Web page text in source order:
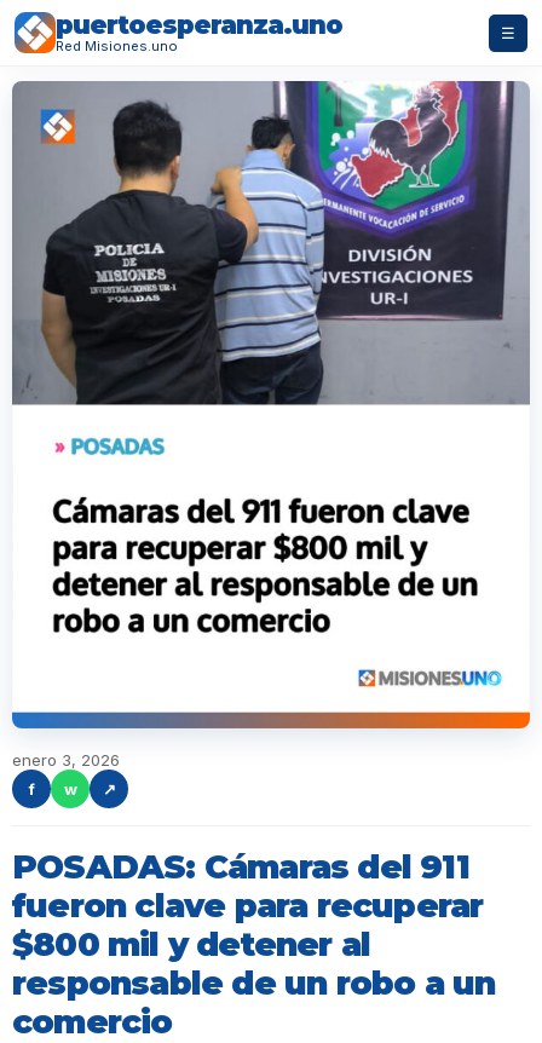
puertoesperanza.uno
Red Misiones.uno
☰
enero 3, 2026
f
w ↗
POSADAS: Cámaras del 911
fueron clave para recuperar
$800 mil y detener al
responsable de un robo a un
comercio